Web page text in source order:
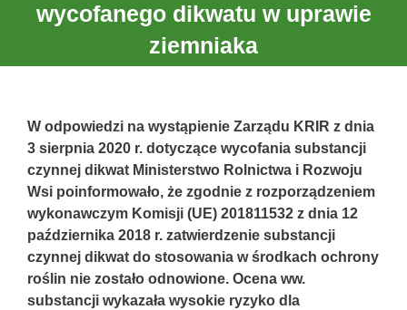
wycofanego dikwatu w uprawie
ziemniaka
W odpowiedzi na wystąpienie Zarządu KRIR z dnia
3 sierpnia 2020 r. dotyczące wycofania substancji
czynnej dikwat Ministerstwo Rolnictwa i Rozwoju
Wsi poinformowało, że zgodnie z rozporządzeniem
wykonawczym Komisji (UE) 201811532 z dnia 12
października 2018 r. zatwierdzenie substancji
czynnej dikwat do stosowania w środkach ochrony
roślin nie zostało odnowione. Ocena ww.
substancji wykazała wysokie ryzyko dla